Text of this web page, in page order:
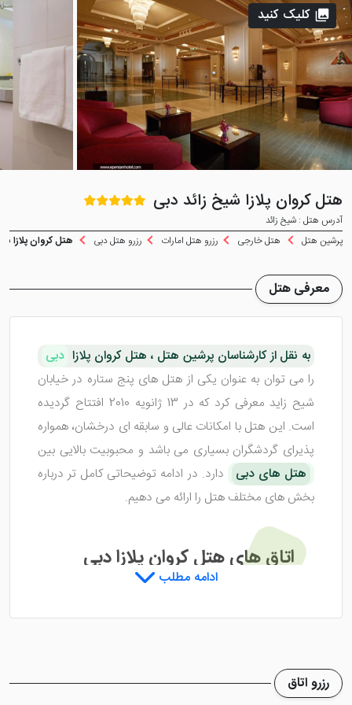
هتل کروان پلازا شیخ زائد دبی
آدرس هتل : شیخ زائد
پرشین هتل
هتل خارجی رزرو هتل امارات رزرو هتل دبی هتل کروان پلازا
کلیک کنید
معرفی هتل
به نقل از کارشناسان پرشین هتل ، هتل کروان پلازا دبی
را می توان به عنوان یکی از هتل های پنج ستاره در خیابان
شیح زاید معرفی کرد که در 13 ژانویه 2010 افتتاح گردیده
است. این هتل با امکانات عالی و سابقه ای درخشان، همواره
پذیرای گردشگران بسیاری می باشد و محبوبیت بالایی بین
هتل های دبی
دارد. در ادامه توضیحاتی کامل تر درباره
بخش های مختلف هتل را ارائه می دهیم.
اتاق های هتل کروان پلازا دبی
راحت تر می کنند. تم رنگ بندی اتاق های هتل، زرد است.
ادامه مطلب
رزرو اتاق